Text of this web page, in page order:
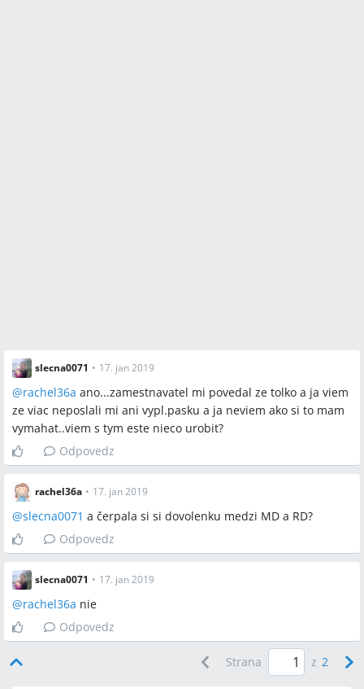
slecna0071 • 17. jan 2019
@rachel36a ano...zamestnavatel mi povedal ze tolko a ja viem
ze viac neposlali mi ani vypl.pasku a ja neviem ako si to mam
vymahat..viem s tym este nieco urobit?
Odpovedz
rachel36a • 17. jan 2019
@slecna0071 a čerpala si si dovolenku medzi MD a RD?
Odpovedz
slecna0071 • 17. jan 2019
@rachel36a nie
Odpovedz
Strana z 2